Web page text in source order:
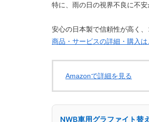
特に、雨の日の視界不良に不
安心の日本製で信頼性が高く
商品・サービスの詳細・購入は
Amazonで詳細を見る
NWB車用グラファイト替